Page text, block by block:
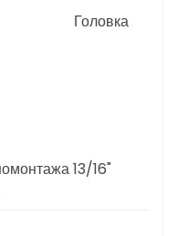
Головка
13/16"